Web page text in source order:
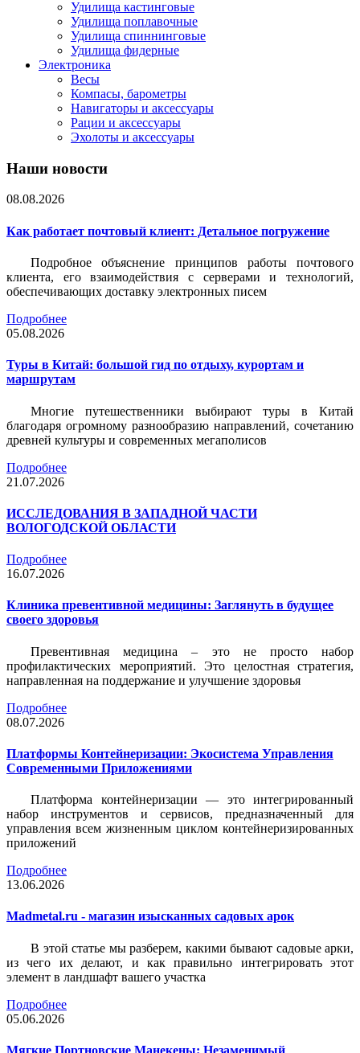
Удилища кастинговые
Удилища поплавочные
Удилища спиннинговые
Удилища фидерные
Электроника
Весы
Компасы, барометры
Навигаторы и аксессуары
Рации и аксессуары
Эхолоты и аксессуары
Наши новости
08.08.2026
Как работает почтовый клиент: Детальное погружение
Подробное объяснение принципов работы почтового
клиента, его взаимодействия с серверами и технологий,
обеспечивающих доставку электронных писем
Подробнее
05.08.2026
Туры в Китай: большой гид по отдыху, курортам и
маршрутам
Многие путешественники выбирают туры в Китай
благодаря огромному разнообразию направлений, сочетанию
древней культуры и современных мегаполисов
Подробнее
21.07.2026
ИССЛЕДОВАНИЯ В ЗАПАДНОЙ ЧАСТИ
ВОЛОГОДСКОЙ ОБЛАСТИ
Подробнее
16.07.2026
Клиника превентивной медицины: Заглянуть в будущее
своего здоровья
Превентивная медицина – это не просто набор
профилактических мероприятий. Это целостная стратегия,
направленная на поддержание и улучшение здоровья
Подробнее
08.07.2026
Платформы Контейнеризации: Экосистема Управления
Современными Приложениями
Платформа контейнеризации — это интегрированный
набор инструментов и сервисов, предназначенный для
управления всем жизненным циклом контейнеризированных
приложений
Подробнее
13.06.2026
Madmetal.ru - магазин изысканных садовых арок
В этой статье мы разберем, какими бывают садовые арки,
из чего их делают, и как правильно интегрировать этот
элемент в ландшафт вашего участка
Подробнее
05.06.2026
Мягкие Портновские Манекены: Незаменимый